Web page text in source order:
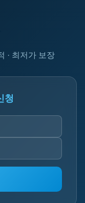
· 최저가 보장
청